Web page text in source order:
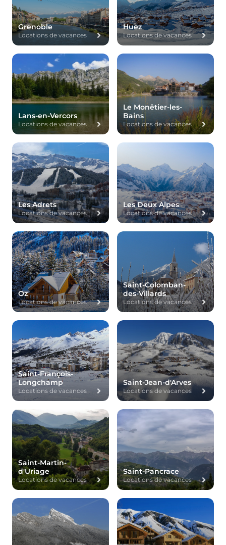
Grenoble
Locations de vacances
Huez
Locations de vacances
Lans-en-Vercors
Locations de vacances
Le Monêtier-les-
Bains
Locations de vacances
Les Adrets
Locations de vacances
Les Deux Alpes
Locations de vacances
Oz
Locations de vacances
Saint-Colomban-
des-Villards
Locations de vacances
Saint-François-
Longchamp
Locations de vacances
Saint-Jean-d'Arves
Locations de vacances
Saint-Martin-
d'Uriage
Locations de vacances
Saint-Pancrace
Locations de vacances